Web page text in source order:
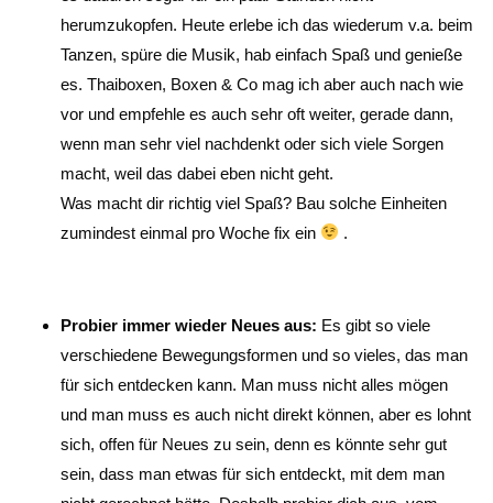
herumzukopfen. Heute erlebe ich das wiederum v.a. beim
Tanzen, spüre die Musik, hab einfach Spaß und genieße
es. Thaiboxen, Boxen & Co mag ich aber auch nach wie
vor und empfehle es auch sehr oft weiter, gerade dann,
wenn man sehr viel nachdenkt oder sich viele Sorgen
macht, weil das dabei eben nicht geht.
Was macht dir richtig viel Spaß? Bau solche Einheiten
zumindest einmal pro Woche fix ein
.
Probier immer wieder Neues aus: Es gibt so viele
verschiedene Bewegungsformen und so vieles, das man
für sich entdecken kann. Man muss nicht alles mögen
und man muss es auch nicht direkt können, aber es lohnt
sich, offen für Neues zu sein, denn es könnte sehr gut
sein, dass man etwas für sich entdeckt, mit dem man